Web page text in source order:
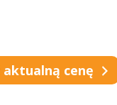
aktualną cenę